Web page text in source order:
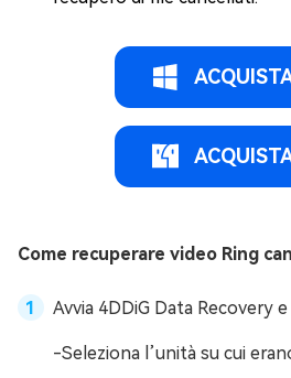
Come recuperare video Ring
Avvia 4DDiG Data Recovery
-Seleziona l’unità su cui